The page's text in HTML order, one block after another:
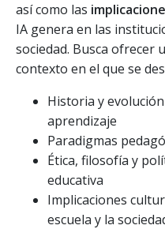
así como las
IA genera en las
sociedad. Busca ofrecer
contexto en el que se
Historia y
aprendizaje
Paradigmas
Ética, filosofía y
educativa
Implicaciones
escuela y la